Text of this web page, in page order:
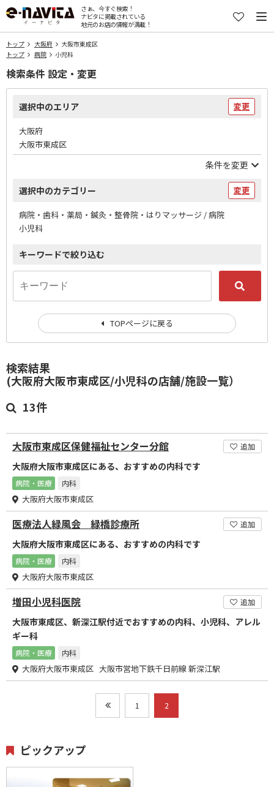
さぁ、今すぐ検索！
ナビタに掲載されている
地元のお店の情報が満載！
トップ 大阪府
大阪市東成区
トップ
病院 小児科
検索結果
(大阪府大阪市東成区/小児科の店舗/施設一覧）
13件
大阪市東成区保健福祉センター分館 追加
大阪府大阪市東成区にある、おすすめの内科です
病院・医療 内科
大阪府大阪市東成区
医療法人緑風会 緑橋診療所 追加
大阪府大阪市東成区にある、おすすめの内科です
病院・医療 内科
大阪府大阪市東成区
増田小児科医院 追加
大阪市東成区、新深江駅付近でおすすめの内科、小児科、アレル
ギー科
病院・医療 内科
大阪府大阪市東成区 大阪市営地下鉄千日前線 新深江駅
1 2
ピックアップ
検索条件 設定・変更
選択中のエリア 変更
大阪府
大阪市東成区
条件を変更
選択中のカテゴリー 変更
病院・歯科・薬局・鍼灸・整骨院・はりマッサージ / 病院
小児科
キーワードで絞り込む
TOPページに戻る